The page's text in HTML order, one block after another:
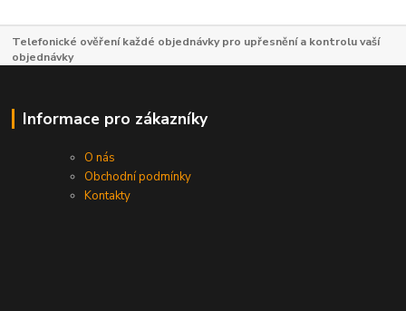
Telefonické ověření každé objednávky pro upřesnění a kontrolu vaší
objednávky
Informace pro zákazníky
O nás
Obchodní podmínky
Kontakty